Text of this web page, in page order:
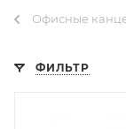
Офисные
ФИЛЬТР